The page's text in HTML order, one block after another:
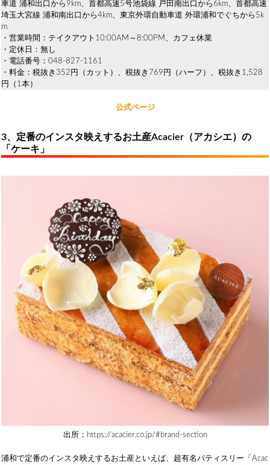
車道 浦和出口から9km、首都高速5号池袋線 戸田南出口から6km、首都高速
埼玉大宮線 浦和南出口から4km、東京外環自動車道 外環浦和でぐちから5k
m
・営業時間：テイクアウト10:00AM～8:00PM、カフェ休業
・定休日：無し
・電話番号：048-827-1161
・料金：税抜き352円（カット）、税抜き769円（ハーフ）、税抜き1,528
円（1本）
公式ページ
3、定番のインスタ映えするお土産Acacier（アカシエ）の
「ケーキ」
出所：https://acacier.co.jp/#brand-section
浦和で定番のインスタ映えするお土産といえば、超有名パティスリー「Acac